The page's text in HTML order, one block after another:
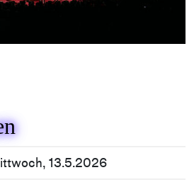
13.5.2026